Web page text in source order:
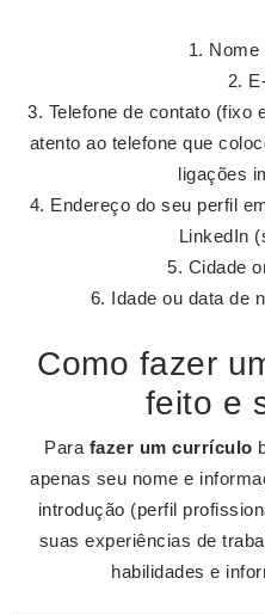
Nome
Telefone de contato (fixo
atento ao telefone que
ligações
Endereço do seu perfil
LinkedIn
Cidade
Idade ou data de
Como fazer
feito e
Para fazer um currículo
apenas seu nome e
introdução (perfil
suas experiências de
habilidades e